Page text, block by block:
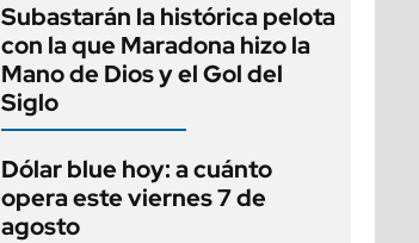
Subastarán la histórica pelota
con la que Maradona hizo la
Mano de Dios y el Gol del
Siglo
Dólar blue hoy: a cuánto
opera este viernes 7 de
agosto